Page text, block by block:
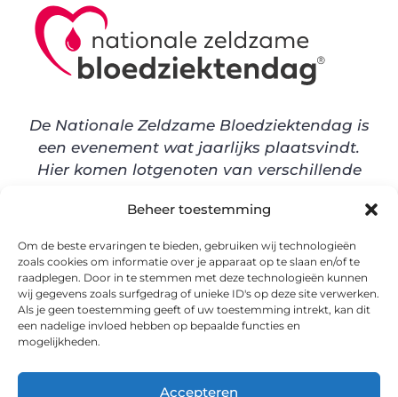
Beheer toestemming
Om de beste ervaringen te bieden, gebruiken wij technologieën
zoals cookies om informatie over je apparaat op te slaan en/of te
raadplegen. Door in te stemmen met deze technologieën kunnen
wij gegevens zoals surfgedrag of unieke ID's op deze site verwerken.
Als je geen toestemming geeft of uw toestemming intrekt, kan dit
een nadelige invloed hebben op bepaalde functies en
mogelijkheden.
Accepteren
De Nationale Zeldzame Bloedziektendag is
een evenement wat jaarlijks plaatsvindt.
Hier komen lotgenoten van verschillende
informatieve maar vooral een gezellig en
Zeldzame Bloedziektendag wordt
georganiseerd door Stichting
Zeldzame Bloedziekten